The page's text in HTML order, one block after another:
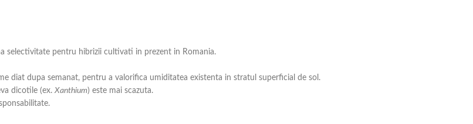
selectivitate pentru hibrizii cultivati in prezent in Romania.
diat dupa semanat, pentru a valorifica umiditatea existenta in stratul superficial de sol.
dicotile (ex. Xanthium) este mai scazuta.